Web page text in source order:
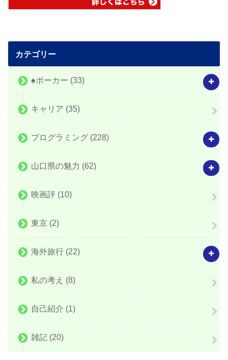
カテゴリー
♠️ポーカー (33)
キャリア (35)
プログラミング (228)
山口県の魅力 (62)
映画評 (10)
東京 (2)
海外旅行 (22)
私の考え (8)
自己紹介 (1)
雑記 (20)